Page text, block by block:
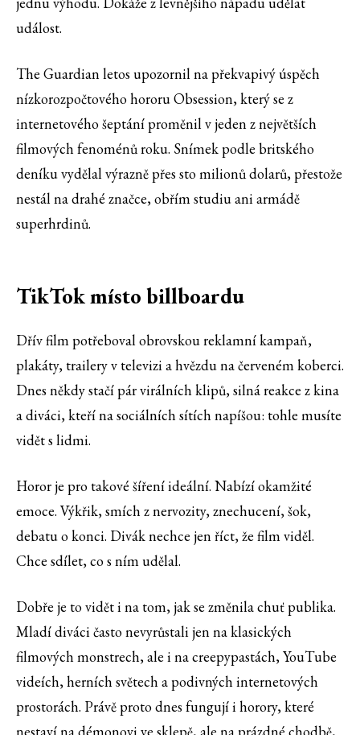
událost.
The Guardian letos upozornil na překvapivý úspěch
nízkorozpočtového hororu Obsession, který se z
internetového šeptání proměnil v jeden z největších
filmových fenoménů roku. Snímek podle britského
deníku vydělal výrazně přes sto milionů dolarů, přestože
nestál na drahé značce, obřím studiu ani armádě
superhrdinů.
TikTok místo billboardu
Dřív film potřeboval obrovskou reklamní kampaň,
plakáty, trailery v televizi a hvězdu na červeném koberci.
Dnes někdy stačí pár virálních klipů, silná reakce z kina
a diváci, kteří na sociálních sítích napíšou: tohle musíte
vidět s lidmi.
Horor je pro takové šíření ideální. Nabízí okamžité
emoce. Výkřik, smích z nervozity, znechucení, šok,
debatu o konci. Divák nechce jen říct, že film viděl.
Chce sdílet, co s ním udělal.
Dobře je to vidět i na tom, jak se změnila chuť publika.
Mladí diváci často nevyrůstali jen na klasických
filmových monstrech, ale i na creepypastách, YouTube
videích, herních světech a podivných internetových
prostorách. Právě proto dnes fungují i horory, které